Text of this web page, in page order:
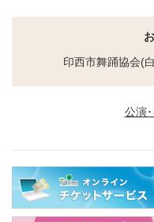
印西市舞踊協会(
公演